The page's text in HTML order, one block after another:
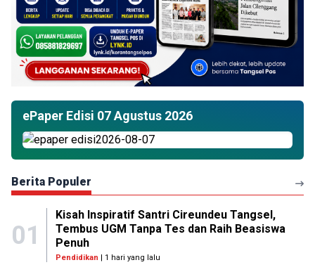
ePaper Edisi 07 Agustus 2026
Berita Populer
01
Kisah Inspiratif Santri Cireundeu Tangsel,
Tembus UGM Tanpa Tes dan Raih Beasiswa
Penuh
Pendidikan | 1 hari yang lalu